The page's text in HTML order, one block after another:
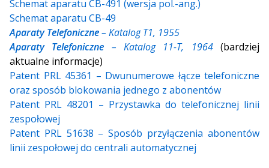
Schemat aparatu CB-491 (wersja pol.-ang.)
Schemat aparatu CB-49
Aparaty Telefoniczne– Katalog T1, 1955
Aparaty Telefoniczne – Katalog 11-T, 1964(bardziej
aktualne informacje)
Patent PRL 45361 – Dwunumerowe łącze telefoniczne
oraz sposób blokowania jednego z abonentów
Patent PRL 48201 – Przystawka do telefonicznej linii
zespołowej
Patent PRL 51638 – Sposób przyłączenia abonentów
linii zespołowej do centrali automatycznej